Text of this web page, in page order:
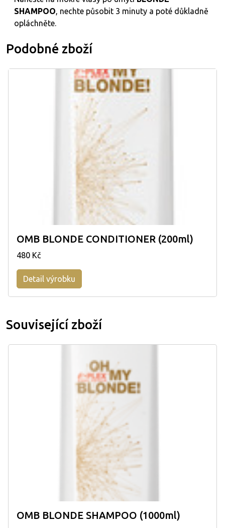
SHAMPOO, nechte působit 3 minuty a poté důkladně
opláchněte.
Podobné zboží
OMB BLONDE CONDITIONER (200ml)
480 Kč
Detail výrobku
Související zboží
OMB BLONDE SHAMPOO (1000ml)